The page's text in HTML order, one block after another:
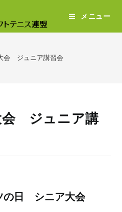
メニュー
会 ジュニア講習会
会 ジュニア講
の日 シニア大会